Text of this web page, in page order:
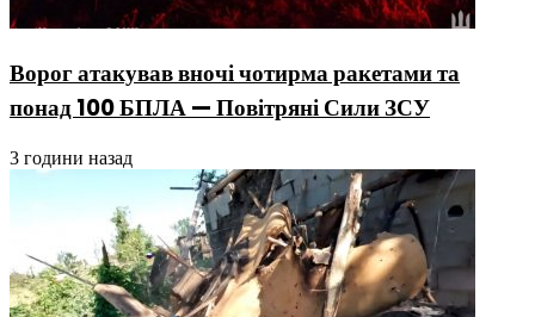
Ворог атакував вночі чотирма ракетами та
понад 100 БПЛА — Повітряні Сили ЗСУ
3 години назад